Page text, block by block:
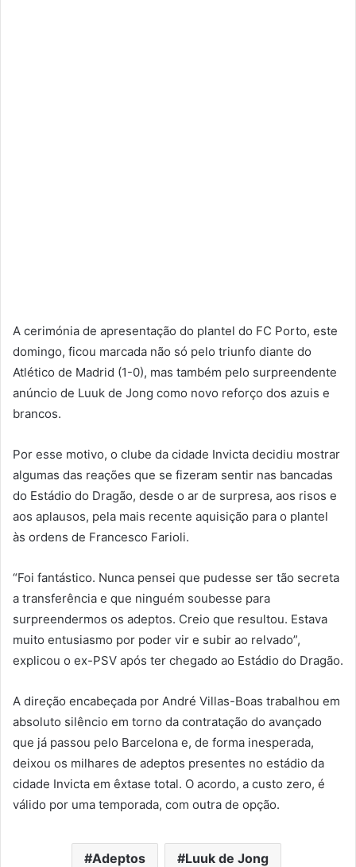
A cerimónia de apresentação do plantel do FC Porto, este
domingo, ficou marcada não só pelo triunfo diante do
Atlético de Madrid (1-0), mas também pelo surpreendente
anúncio de Luuk de Jong como novo reforço dos azuis e
brancos.
Por esse motivo, o clube da cidade Invicta decidiu mostrar
algumas das reações que se fizeram sentir nas bancadas
do Estádio do Dragão, desde o ar de surpresa, aos risos e
aos aplausos, pela mais recente aquisição para o plantel
às ordens de Francesco Farioli.
“Foi fantástico. Nunca pensei que pudesse ser tão secreta
a transferência e que ninguém soubesse para
surpreendermos os adeptos. Creio que resultou. Estava
muito entusiasmo por poder vir e subir ao relvado”,
explicou o ex-PSV após ter chegado ao Estádio do Dragão.
A direção encabeçada por André Villas-Boas trabalhou em
absoluto silêncio em torno da contratação do avançado
que já passou pelo Barcelona e, de forma inesperada,
deixou os milhares de adeptos presentes no estádio da
cidade Invicta em êxtase total. O acordo, a custo zero, é
válido por uma temporada, com outra de opção.
Adeptos Luuk de Jong